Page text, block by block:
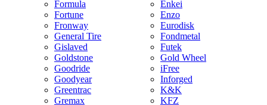
Formula
Fortune
Fronway
General Tire
Gislaved
Goldstone
Goodride
Goodyear
Greentrac
Gremax
Enkei
Enzo
Eurodisk
Fondmetal
Futek
Gold Wheel
iFree
Inforged
K&K
KFZ